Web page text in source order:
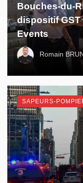
Bouches-du-
dispositif GST
Events
Romain
SAPEURS-